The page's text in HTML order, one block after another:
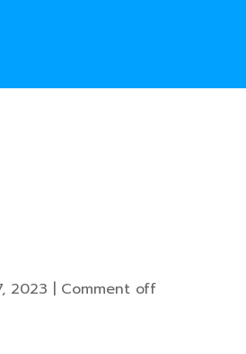
2023 | Comment off